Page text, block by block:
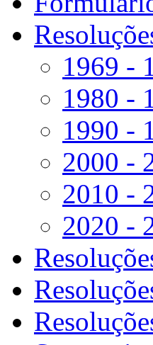
1969 -
1980 -
1990 -
2000 -
2010 -
2020 -